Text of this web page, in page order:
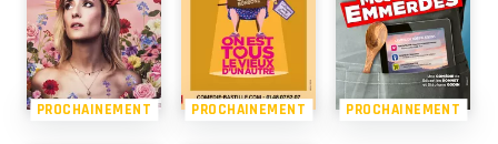
PROCHAINEMENT PROCHAINEMENT PROCHAINEMENT